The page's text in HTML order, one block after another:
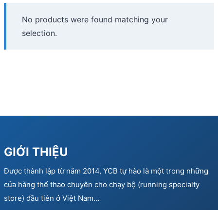
No products were found matching your
selection.
GIỚI THIỆU
Được thành lập từ năm 2014, YCB tự hào là một trong những
cửa hàng thể thao chuyên cho chạy bộ (running specialty
store) đầu tiên ở Việt Nam…